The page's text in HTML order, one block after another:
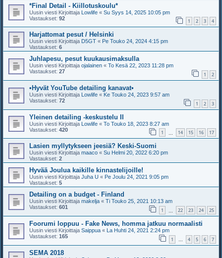
*Final Detail - Kiillotuskoulu*
Uusin viesti Kirjoittaja Lowlife « Su Syys 14, 2025 10:05 pm
Vastaukset: 92 1 2 3 4
Harjattomat pesut / Helsinki
Uusin viesti Kirjoittaja D5GT « Pe Touko 24, 2024 4:15 pm
Vastaukset: 6
Juhlapesu, pesut kuukausimaksulla
Uusin viesti Kirjoittaja ojalainen « To Kesä 22, 2023 11:28 pm
Vastaukset: 27 1 2
•Hyvät YouTube detailing kanavat•
Uusin viesti Kirjoittaja Lowlife « Ke Touko 24, 2023 9:57 am
Vastaukset: 72 1 2 3
Yleinen detailing -keskustelu II
Uusin viesti Kirjoittaja Lowlife « To Touko 18, 2023 8:27 am
Vastaukset: 420 1 14 15 16 17
Lasien myllytykseen jeesiä? Keski-Suomi
Uusin viesti Kirjoittaja maaco « Su Helmi 20, 2022 6:20 pm
Vastaukset: 2
Hyvää Joulua kaikille kinnastelijoille!
Uusin viesti Kirjoittaja Juha U « Pe Joulu 24, 2021 9:05 pm
Vastaukset: 5
Detailing on a budget - Finland
Uusin viesti Kirjoittaja makelja « Ti Touko 25, 2021 10:13 am
Vastaukset: 601 1 22 23 24 25
Foorumi loppuu - Fake News, homma jatkuu normaalisti
Uusin viesti Kirjoittaja Saippua « La Huhti 24, 2021 2:24 pm
Vastaukset: 165 1 … 4 5 6 7
SEMA 2018